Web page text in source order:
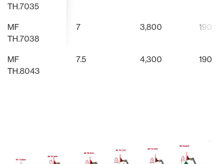
7 3,800 190
7.5 4,300 190
TH.7035
MF
TH.7038
MF
TH.8043